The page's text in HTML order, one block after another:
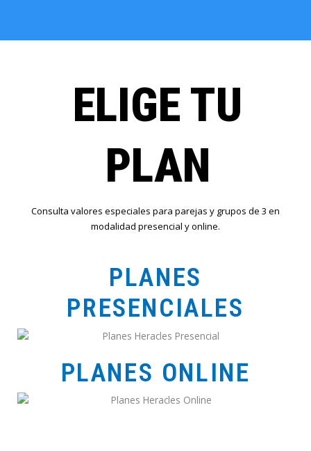
ELIGE TU
PLAN
Consulta valores especiales para parejas y grupos de 3 en
modalidad presencial y online.
PLANES
PRESENCIALES
PLANES ONLINE